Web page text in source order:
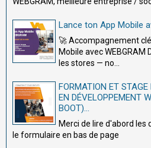
Lance ton App Mobile
🚀 Accompagnement
Mobile avec
les stores — no...
FORMATION ET STAGE
EN DÉVELOPPEMENT
BOOT)...
Merci de lire d'abord les
le formulaire en bas de page